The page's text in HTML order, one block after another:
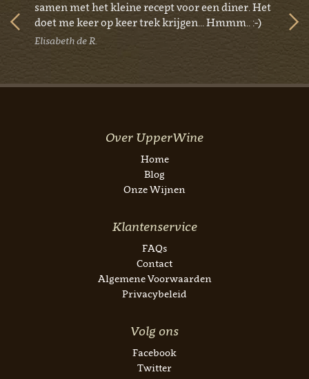
samen met het kleine recept voor een diner. Het
doet me keer op keer trek krijgen... Hmmm.. :-)
Elisabeth de R.
Over UpperWine
Home
Blog
Onze Wijnen
Klantenservice
FAQs
Contact
Algemene Voorwaarden
Privacybeleid
Volg ons
Facebook
Twitter